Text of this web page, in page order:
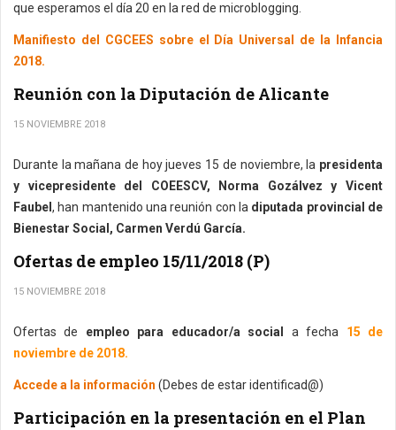
que esperamos el día 20 en la red de microblogging.
Manifiesto del CGCEES sobre el Día Universal de la Infancia
2018.
Reunión con la Diputación de Alicante
15 NOVIEMBRE 2018
Durante la mañana de hoy jueves 15 de noviembre, la presidenta
y vicepresidente del COEESCV, Norma Gozálvez y Vicent
Faubel , han mantenido una reunión con la diputada provincial de
Bienestar Social, Carmen Verdú García.
Ofertas de empleo 15/11/2018 (P)
15 NOVIEMBRE 2018
Ofertas de empleo para educador/a social a fecha 15 de
noviembre de 2018.
Accede a la información (Debes de estar identificad@)
Participación en la presentación en el Plan